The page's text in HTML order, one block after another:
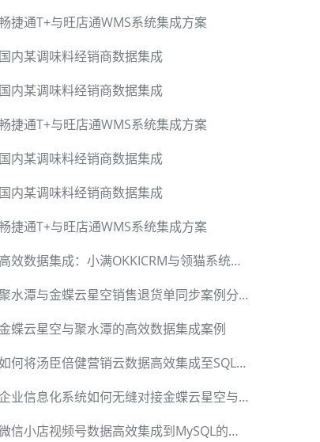
畅捷通T+与旺店通WMS系统集成方案
国内某调味料经销商数据集成
国内某调味料经销商数据集成
畅捷通T+与旺店通WMS系统集成方案
国内某调味料经销商数据集成
国内某调味料经销商数据集成
畅捷通T+与旺店通WMS系统集成方案
高效数据集成：小满OKKICRM与领猫系统的无缝对接
聚水潭与金蝶云星空销售退货单同步案例分享
蝶云星空与聚水潭的高效数据集成案例
如何将汤臣倍健营销云数据高效集成至SQLServer
企业信息化系统如何无缝对接金蝶云星空与MySQL
微信小店视频号数据高效集成到MySQL的实战经验